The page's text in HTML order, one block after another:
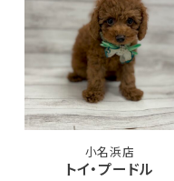
小名浜店
トイ・プードル